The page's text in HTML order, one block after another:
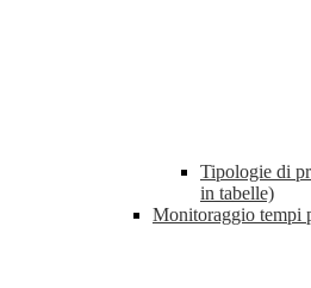
Tipologie di
in tabelle)
Monitoraggio tempi